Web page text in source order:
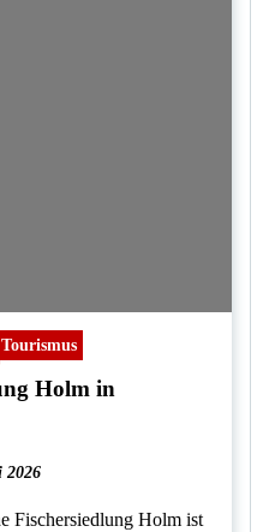
Tourismus
Holm in
2026
Fischersiedlung Holm ist